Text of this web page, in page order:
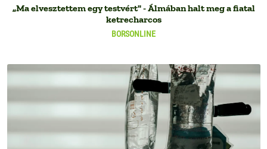
BORSONLINE
„Ma elvesztettem egy testvért" - Álmában halt meg a fiatal
ketrecharcos